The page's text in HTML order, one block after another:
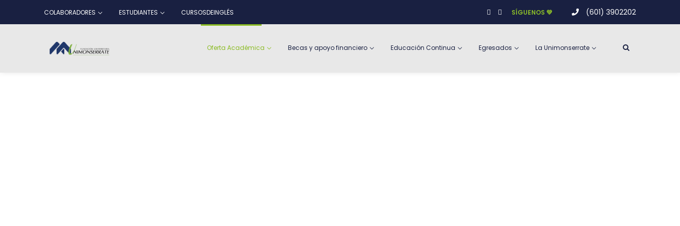
COLABORADORES ESTUDIANTES CURSOSDEINGLÉS SÍGUENOS 💚 (601) 3902202
Oferta Académica Becas y apoyo financiero Educación Continua Egresados La Unimonserrate